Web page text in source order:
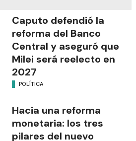
Caputo defendió la
reforma del Banco
Central y aseguró que
Milei será reelecto en
2027
POLÍTICA
Hacia una reforma
monetaria: los tres
pilares del nuevo